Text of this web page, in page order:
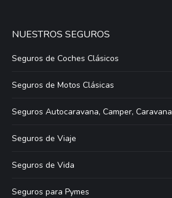
NUESTROS SEGUROS
Seguros de Coches Clásicos
Seguros de Motos Clásicas
Seguros Autocaravana, Camper, Caravana
Seguros de Viaje
Seguros de Vida
Seguros para Pymes